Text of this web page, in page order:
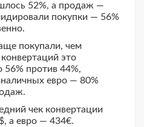
52%, а продаж —
покупки — 56%
покупали, чем
это
56% против 44%,
евро — 80%
чек конвертации
а евро — 434€.